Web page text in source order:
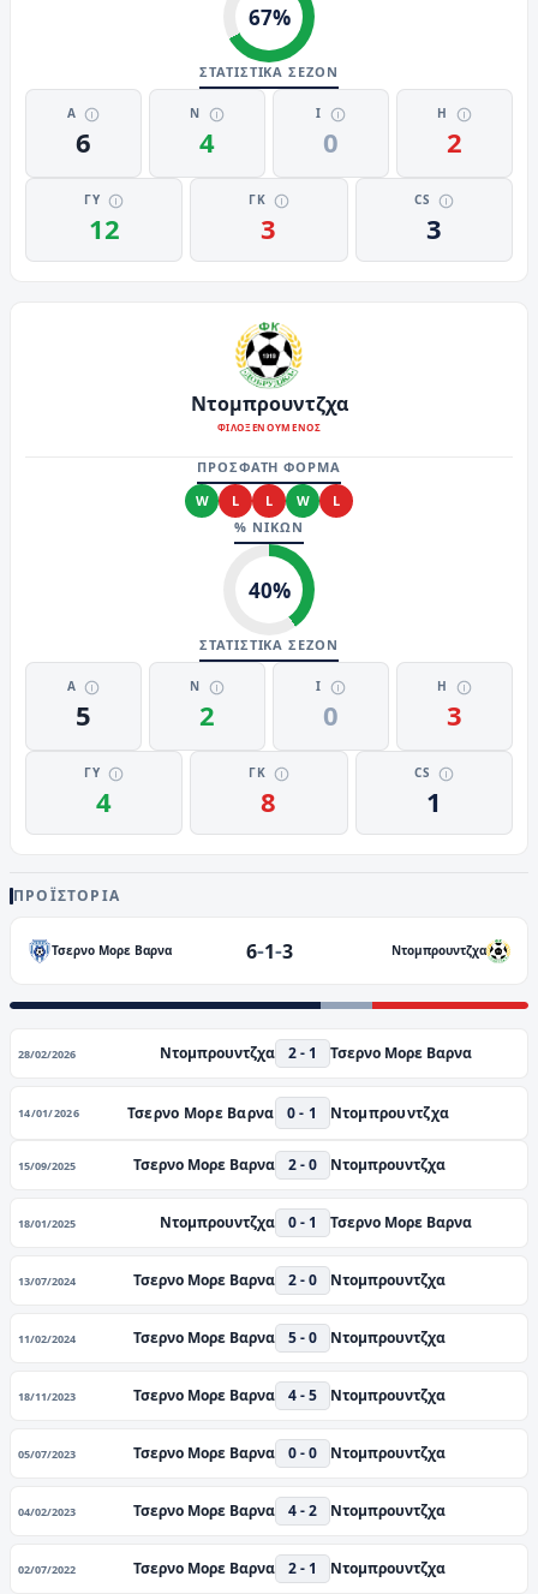
67%
ΣΤΑΤΙΣΤΙΚΑ ΣΕΖΟΝ
Α
6
Ν
4
Ι
0
Η
2
ΓΥ
12
ΓΚ
3
CS
3
Ντομπρουντζχα
ΦΙΛΟΞΕΝΟΥΜΕΝΟΣ
ΠΡΟΣΦΑΤΗ ΦΟΡΜΑ
W
L L W
L
% ΝΙΚΩΝ
40%
ΣΤΑΤΙΣΤΙΚΑ ΣΕΖΟΝ
Α
5
Ν
2
Ι
0
Η
3
ΓΥ
4
ΓΚ
8
CS
1
ΠΡΟΪΣΤΟΡΊΑ
Τσερνο Μορε Βαρνα 6-1-3 Ντομπρουντζχα
28/02/2026 Ντομπρουντζχα 2 - 1 Τσερνο Μορε Βαρνα
14/01/2026 Τσερνο Μορε Βαρνα 0 - 1 Ντομπρουντζχα
15/09/2025 Τσερνο Μορε Βαρνα 2 - 0 Ντομπρουντζχα
18/01/2025 Ντομπρουντζχα 0 - 1 Τσερνο Μορε Βαρνα
13/07/2024 Τσερνο Μορε Βαρνα 2 - 0 Ντομπρουντζχα
11/02/2024 Τσερνο Μορε Βαρνα 5 - 0 Ντομπρουντζχα
18/11/2023 Τσερνο Μορε Βαρνα 4 - 5 Ντομπρουντζχα
05/07/2023 Τσερνο Μορε Βαρνα 0 - 0 Ντομπρουντζχα
04/02/2023 Τσερνο Μορε Βαρνα 4 - 2 Ντομπρουντζχα
02/07/2022 Τσερνο Μορε Βαρνα 2 - 1 Ντομπρουντζχα